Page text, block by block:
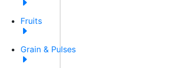
Fruits
Grain & Pulses